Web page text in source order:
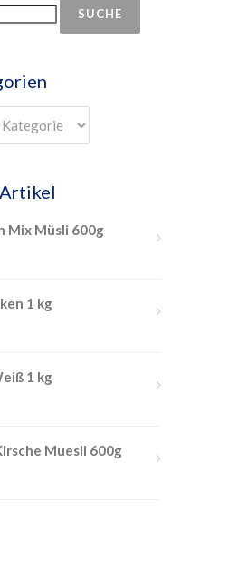
SUCHE
Mix Müsli 600g
1 kg
1 kg
Muesli 600g